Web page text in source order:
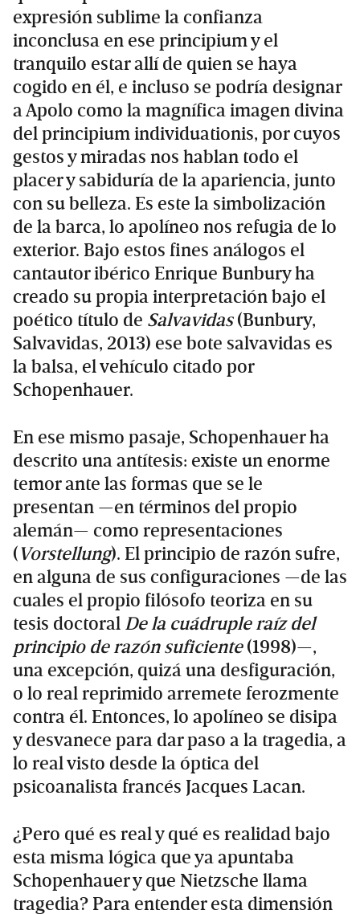
expresión sublime la confianza
inconclusa en ese principium y el
tranquilo estar allí de quien se haya
cogido en él, e incluso se podría designar
a Apolo como la magnífica imagen divina
del principium individuationis, por cuyos
gestos y miradas nos hablan todo el
placer y sabiduría de la apariencia, junto
con su belleza. Es este la simbolización
de la barca, lo apolíneo nos refugia de lo
exterior. Bajo estos fines análogos el
cantautor ibérico Enrique Bunbury ha
creado su propia interpretación bajo el
poético título de Salvavidas(Bunbury,
Salvavidas, 2013) ese bote salvavidas es
la balsa, el vehículo citado por
Schopenhauer.
En ese mismo pasaje, Schopenhauer ha
descrito una antítesis: existe un enorme
temor ante las formas que se le
presentan —en términos del propio
alemán— como representaciones
(Vorstellung). El principio de razón sufre,
en alguna de sus configuraciones —de las
cuales el propio filósofo teoriza en su
tesis doctoral De la cuádruple raíz del
principio de razón suficiente(1998)—,
una excepción, quizá una desfiguración,
o lo real reprimido arremete ferozmente
contra él. Entonces, lo apolíneo se disipa
y desvanece para dar paso a la tragedia, a
lo real visto desde la óptica del
psicoanalista francés Jacques Lacan.
¿Pero qué es real y qué es realidad bajo
esta misma lógica que ya apuntaba
Schopenhauer y que Nietzsche llama
tragedia? Para entender esta dimensión